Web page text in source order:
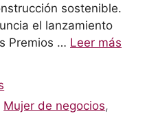
sostenible.
el lanzamiento
Premios … Leer más
Mujer de negocios,